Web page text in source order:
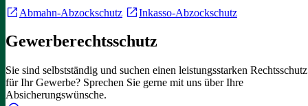
Abmahn-Abzockschutz Inkasso-Abzockschutz
Gewerberechtsschutz
Sie sind selbstständig und suchen einen leistungsstarken Rechtsschutz
für Ihr Gewerbe? Sprechen Sie gerne mit uns über Ihre
Absicherungswünsche.